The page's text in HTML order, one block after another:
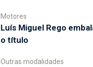
Motores
Luís Miguel Rego
o título
Outras modalidades